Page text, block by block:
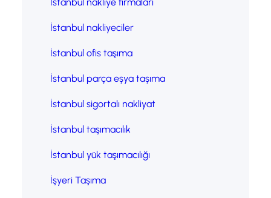
İstanbul nakliyeciler
İstanbul ofis taşıma
İstanbul parça eşya taşıma
İstanbul sigortalı nakliyat
İstanbul taşımacılık
İstanbul yük taşımacılığı
İşyeri Taşıma